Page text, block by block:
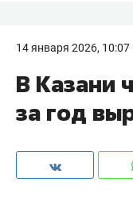
14 января 2026, 10:07
В Казани
за год